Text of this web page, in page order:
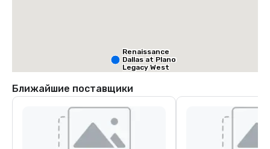
Renaissance
Dallas at Plano
Legacy West
Hotel
Ближайшие поставщики